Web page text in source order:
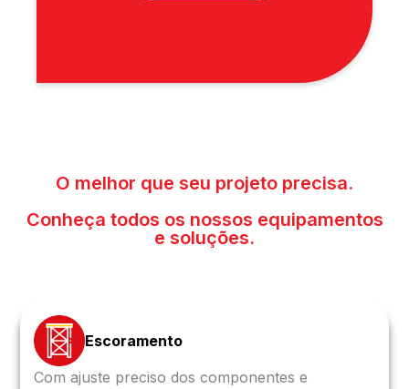
O melhor que seu projeto precisa.
Conheça todos os nossos equipamentos
e soluções.
Escoramento
Com ajuste preciso dos componentes e